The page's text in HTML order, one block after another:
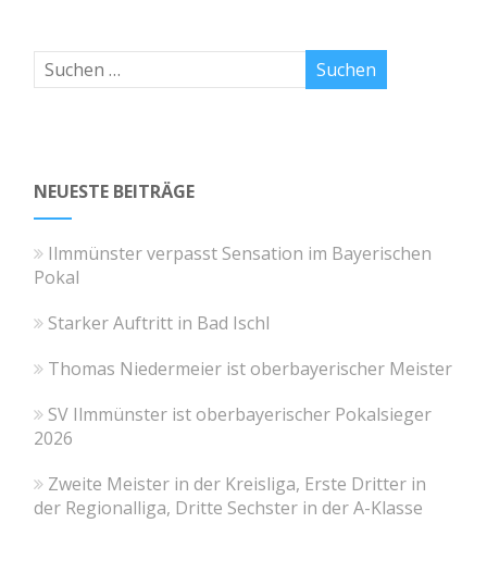
NEUESTE BEITRÄGE
Ilmmünster verpasst Sensation im Bayerischen
Pokal
Starker Auftritt in Bad Ischl
Thomas Niedermeier ist oberbayerischer Meister
SV Ilmmünster ist oberbayerischer Pokalsieger
2026
Zweite Meister in der Kreisliga, Erste Dritter in
der Regionalliga, Dritte Sechster in der A-Klasse